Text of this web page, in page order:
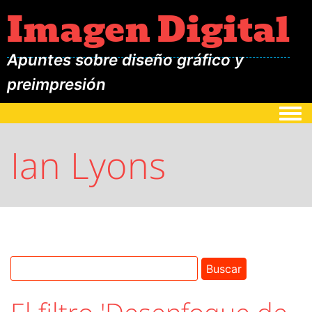
Imagen Digital
Apuntes sobre diseño gráfico y
preimpresión
Ian Lyons